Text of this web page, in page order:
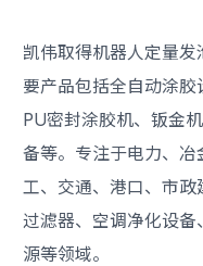
凯伟取得机器人定量
要产品包括全自动涂
PU密封涂胶机、钣金
备等。专注于电力、
工、交通、港口、市
过滤器、空调净化设
源等领域。